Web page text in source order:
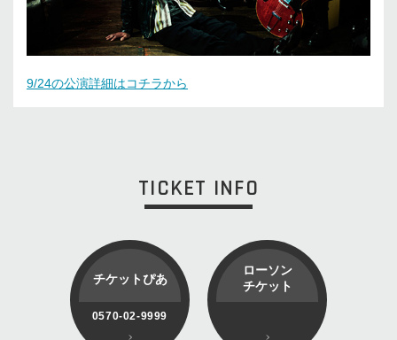
9/24の公演詳細はコチラから
TICKET INFO
チケットぴあ
0570-02-9999
ローソン
チケット